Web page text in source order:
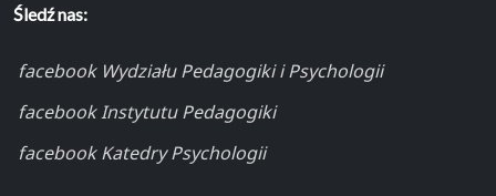
Śledź nas:
facebook Wydziału Pedagogiki i Psychologii
facebook Instytutu Pedagogiki
facebook Katedry Psychologii